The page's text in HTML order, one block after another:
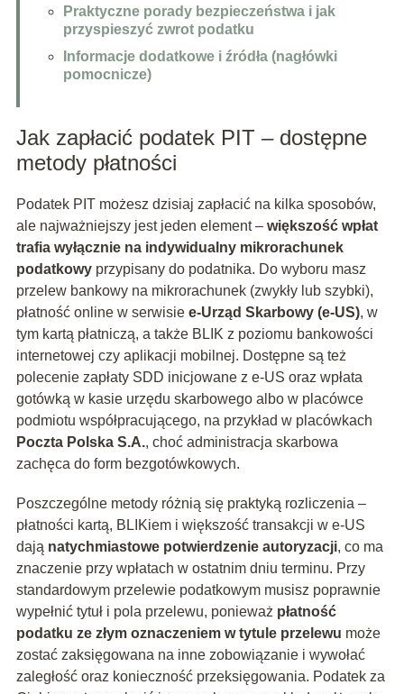
Praktyczne porady bezpieczeństwa i jak
przyspieszyć zwrot podatku
Informacje dodatkowe i źródła (nagłówki
pomocnicze)
Jak zapłacić podatek PIT – dostępne
metody płatności
Podatek PIT możesz dzisiaj zapłacić na kilka sposobów,
ale najważniejszy jest jeden element – większość wpłat
trafia wyłącznie na indywidualny mikrorachunek
podatkowyprzypisany do podatnika. Do wyboru masz
przelew bankowy na mikrorachunek (zwykły lub szybki),
płatność online w serwisie e-Urząd Skarbowy (e-US), w
tym kartą płatniczą, a także BLIK z poziomu bankowości
internetowej czy aplikacji mobilnej. Dostępne są też
polecenie zapłaty SDD inicjowane z e-US oraz wpłata
gotówką w kasie urzędu skarbowego albo w placówce
podmiotu współpracującego, na przykład w placówkach
Poczta Polska S.A., choć administracja skarbowa
zachęca do form bezgotówkowych.
Poszczególne metody różnią się praktyką rozliczenia –
płatności kartą, BLIKiem i większość transakcji w e-US
dają natychmiastowe potwierdzenie autoryzacji, co ma
znaczenie przy wpłatach w ostatnim dniu terminu. Przy
standardowym przelewie podatkowym musisz poprawnie
wypełnić tytuł i pola przelewu, ponieważ płatność
podatku ze złym oznaczeniem w tytule przelewu może
zostać zaksięgowana na inne zobowiązanie i wywołać
zaległość oraz konieczność przeksięgowania. Podatek za